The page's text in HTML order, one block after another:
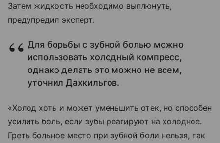
Затем жидкость необходимо выплюнуть,
предупредил эксперт.
Для борьбы с зубной болью можно
использовать холодный компресс,
однако делать это можно не всем,
уточнил Дахкильгов.
«Холод хоть и может уменьшить отек, но способен
усилить боль, если зубы реагируют на холодное.
Греть больное место при зубной боли нельзя, так